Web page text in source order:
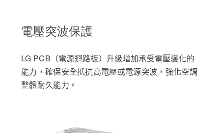
電壓突波保護
LG PCB（電源迴路板）升級增加承受電壓變化的
能力，確保安全抵抗高電壓或電源突波，強化空調
整體耐久能力。